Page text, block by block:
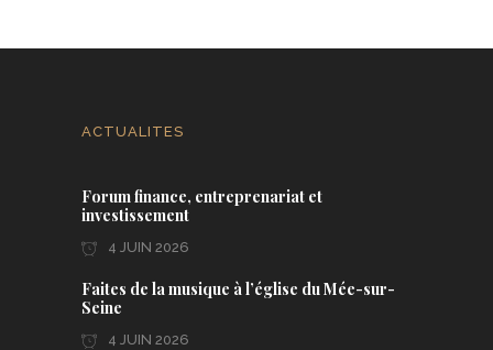
ACTUALITES
Forum finance, entreprenariat et
investissement
4 JUIN 2026
Faites de la musique à l’église du Mée-sur-
Seine
4 JUIN 2026